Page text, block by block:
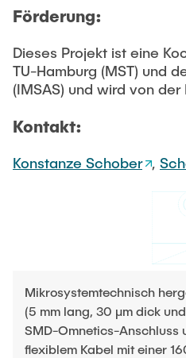
Förderung:
Dieses Projekt ist eine
TU-Hamburg (MST) und
(IMSAS) und wird von der
Kontakt:
Konstanze Schober ,
Mikrosystemtechnisch
(5 mm lang, 30 μm dick
SMD-Omnetics-Anschluss
flexiblem Kabel mit einer